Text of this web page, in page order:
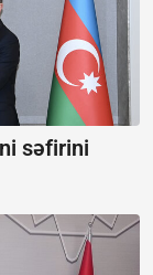
səfirini